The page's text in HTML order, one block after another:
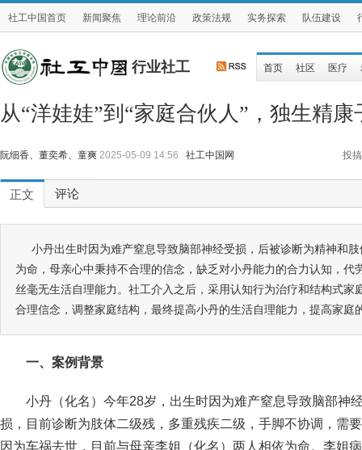
社工中国首页 新闻聚焦 理论前沿 政策法规 实务探索 队伍建设
行业社工 首页 社区 医疗
从“洋娃娃”到“家庭合伙人”，独生精
阮细香、董奕希、童爽 2025-05-09 14:56 社工中国网 投搞
正文 评论
小丹出生时因为难产窒息导致脑部神经受损，后被诊断为精神和
为命，母亲心中秉持不合理的信念，缺乏对小丹能力的合力认知，代
丝毫无生活自理能力。社工介入之后，采用认知行为治疗和结构式家
合理信念，调整家庭结构，最终提高小丹的生活自理能力，提高家庭
一、案例背景
小丹（化名）今年28岁，出生时因为难产窒息导致脑部神
损，目前诊断为肢体二级残，多重残疾二级，手脚不协调，需
因为车祸去世，目前与母亲李姐（化名）两人相依为命。李姐